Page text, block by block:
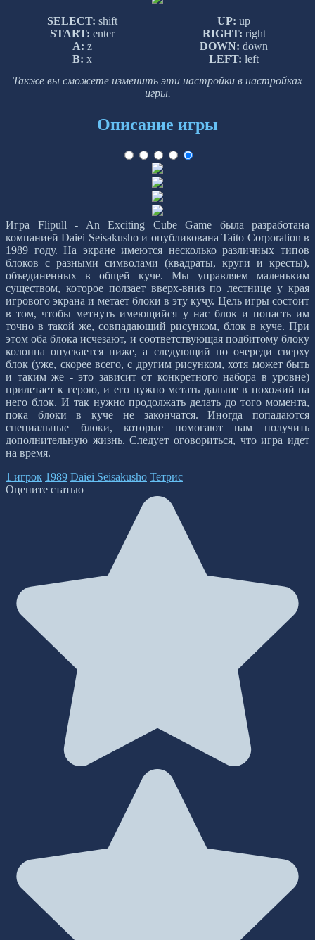
SELECT: shift
START: enter
A: z
B: x
UP: up
RIGHT: right
DOWN: down
LEFT: left
Также вы сможете изменить эти настройки в настройках
игры.
Описание игры
Игра Flipull - An Exciting Cube Game была разработана
компанией Daiei Seisakusho и опубликована Taito Corporation в
1989 году. На экране имеются несколько различных типов
блоков с разными символами (квадраты, круги и кресты),
объединенных в общей куче. Мы управляем маленьким
существом, которое ползает вверх-вниз по лестнице у края
игрового экрана и метает блоки в эту кучу. Цель игры состоит
в том, чтобы метнуть имеющийся у нас блок и попасть им
точно в такой же, совпадающий рисунком, блок в куче. При
этом оба блока исчезают, и соответствующая подбитому блоку
колонна опускается ниже, а следующий по очереди сверху
блок (уже, скорее всего, с другим рисунком, хотя может быть
и таким же - это зависит от конкретного набора в уровне)
прилетает к герою, и его нужно метать дальше в похожий на
него блок. И так нужно продолжать делать до того момента,
пока блоки в куче не закончатся. Иногда попадаются
специальные блоки, которые помогают нам получить
дополнительную жизнь. Следует оговориться, что игра идет
на время.
1 игрок 1989 Daiei Seisakusho Тетрис
Оцените статью